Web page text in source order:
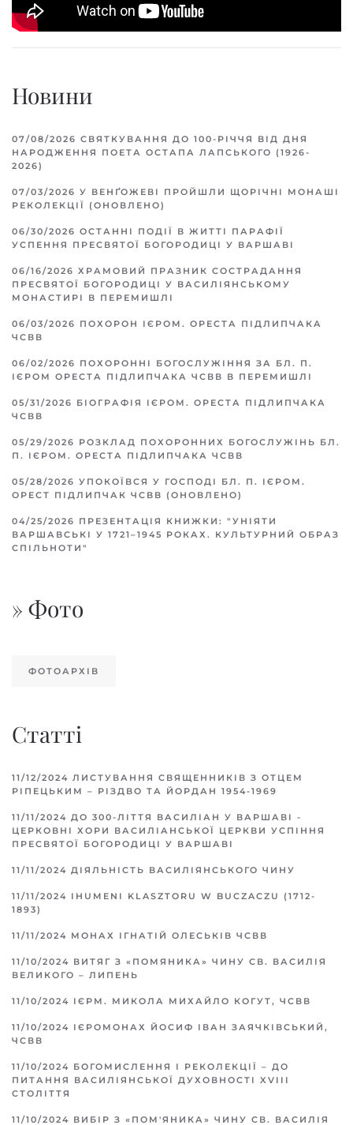
Новини
07/08/2026 СВЯТКУВАННЯ ДО 100-РІЧЧЯ ВІД ДНЯ
НАРОДЖЕННЯ ПОЕТА ОСТАПА ЛАПСЬКОГО (1926-
2026)
07/03/2026 У ВЕНҐОЖЕВІ ПРОЙШЛИ ЩОРІЧНІ МОНАШІ
РЕКОЛЕКЦІЇ (ОНОВЛЕНО)
06/30/2026 ОСТАННІ ПОДІЇ В ЖИТТІ ПАРАФІЇ
УСПЕННЯ ПРЕСВЯТОЇ БОГОРОДИЦІ У ВАРШАВІ
06/16/2026 ХРАМОВИЙ ПРАЗНИК СОСТРАДАННЯ
ПРЕСВЯТОЇ БОГОРОДИЦІ У ВАСИЛІЯНСЬКОМУ
МОНАСТИРІ В ПЕРЕМИШЛІ
06/03/2026 ПОХОРОН ІЄРОМ. ОРЕСТА ПІДЛИПЧАКА
ЧСВВ
06/02/2026 ПОХОРОННІ БОГОСЛУЖІННЯ ЗА БЛ. П.
ІЄРОМ ОРЕСТА ПІДЛИПЧАКА ЧСВВ В ПЕРЕМИШЛІ
05/31/2026 БІОГРАФІЯ ІЄРОМ. ОРЕСТА ПІДЛИПЧАКА
ЧСВВ
05/29/2026 РОЗКЛАД ПОХОРОННИХ БОГОСЛУЖІНЬ БЛ.
П. ІЄРОМ. ОРЕСТА ПІДЛИПЧАКА ЧСВВ
05/28/2026 УПОКОЇВСЯ У ГОСПОДІ БЛ. П. ІЄРОМ.
ОРЕСТ ПІДЛИПЧАК ЧСВВ (ОНОВЛЕНО)
04/25/2026 ПРЕЗЕНТАЦІЯ КНИЖКИ: "УНІЯТИ
ВАРШАВСЬКІ У 1721–1945 РОКАХ. КУЛЬТУРНИЙ ОБРАЗ
СПІЛЬНОТИ"
» Фото
ФОТОАРХІВ
Статті
11/12/2024 ЛИСТУВАННЯ СВЯЩЕННИКІВ З ОТЦЕМ
РІПЕЦЬКИМ – РІЗДВО ТА ЙОРДАН 1954-1969
11/11/2024 ДО 300-ЛІТТЯ ВАСИЛІАН У ВАРШАВІ -
ЦЕРКОВНІ ХОРИ ВАСИЛІАНСЬКОЇ ЦЕРКВИ УСПІННЯ
ПРЕСВЯТОЇ БОГОРОДИЦІ У ВАРШАВІ
11/11/2024 ДІЯЛЬНІСТЬ ВАСИЛІЯНСЬКОГО ЧИНУ
11/11/2024 IHUMENI KLASZTORU W BUCZACZU (1712-
1893)
11/11/2024 МОНАХ ІГНАТІЙ ОЛЕСЬКІВ ЧСВВ
11/10/2024 ВИТЯГ З «ПОМЯНИКА» ЧИНУ СВ. ВАСИЛІЯ
ВЕЛИКОГО – ЛИПЕНЬ
11/10/2024 ІЄРМ. МИКОЛА МИХАЙЛО КОГУТ, ЧСВВ
11/10/2024 ІЄРОМОНАХ ЙОСИФ ІВАН ЗАЯЧКІВСЬКИЙ,
ЧСВВ
11/10/2024 БОГОМИСЛЕННЯ І РЕКОЛЕКЦІЇ – ДО
ПИТАННЯ ВАСИЛІЯНСЬКОЇ ДУХОВНОСТІ XVIII
СТОЛІТТЯ
11/10/2024 ВИБІР З «ПОМ'ЯНИКА» ЧИНУ СВ. ВАСИЛІЯ